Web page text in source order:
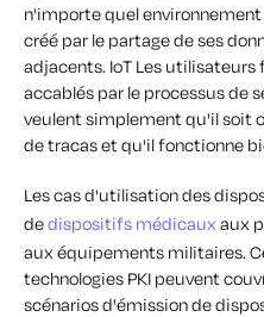
n'importe quel
créé par le partage de ses
adjacents. IoT Les
accablés par le processus de
veulent simplement qu'il soit
de tracas et qu'il fonctionne
Les cas d'utilisation des
dedispositifs médicaux aux
aux équipements militaires.
technologies PKI peuvent
scénarios d'émission de